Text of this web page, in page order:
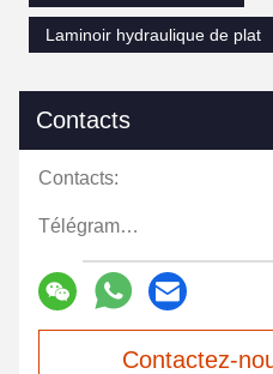
Laminoir hydraulique de plat
Contacts
Contacts:
Télégramme:
Contactez-